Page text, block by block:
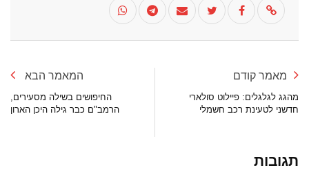
מאמר קודם
מהגג לגלגלים: פיילוט סולארי
חדשני לטעינת רכב חשמלי
המאמר הבא
החיפושים בשילה מסעירים,
הרמב"ם כבר גילה היכן הארון
תגובות